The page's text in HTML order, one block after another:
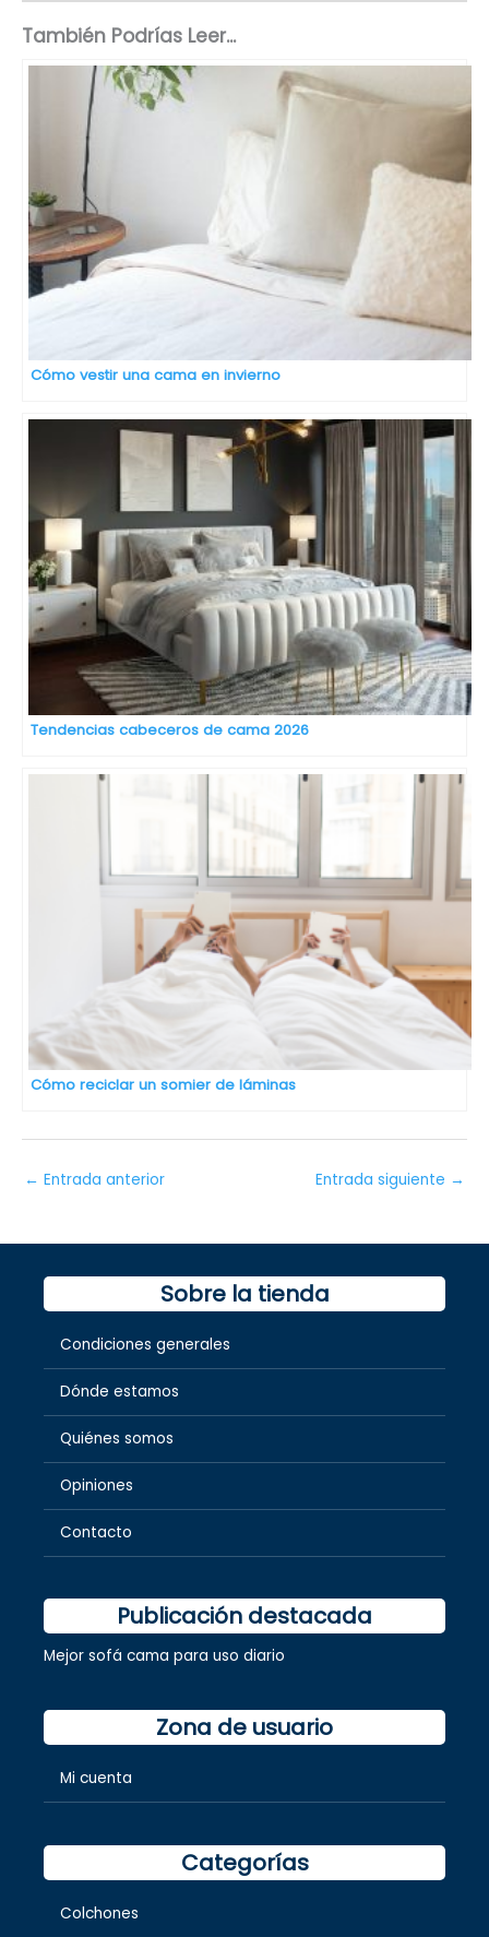
También Podrías Leer...
Cómo vestir una cama en invierno
Tendencias cabeceros de cama 2026
Cómo reciclar un somier de láminas
← Entrada anterior Entrada siguiente →
Sobre la tienda
Condiciones generales
Dónde estamos
Quiénes somos
Opiniones
Contacto
Publicación destacada
Mejor sofá cama para uso diario
Zona de usuario
Mi cuenta
Categorías
Colchones